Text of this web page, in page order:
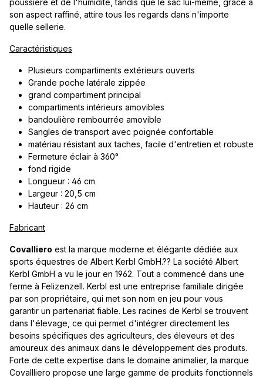
son aspect raffiné, attire tous les regards dans n'importe
quelle sellerie.
Caractéristiques
Plusieurs compartiments extérieurs ouverts
Grande poche latérale zippée
grand compartiment principal
compartiments intérieurs amovibles
bandoulière rembourrée amovible
Sangles de transport avec poignée confortable
matériau résistant aux taches, facile d'entretien et robuste
Fermeture éclair à 360°
fond rigide
Longueur : 46 cm
Largeur : 20,5 cm
Hauteur : 26 cm
Fabricant
Covalliero est la marque moderne et élégante dédiée aux
sports équestres de Albert Kerbl GmbH.?? La société Albert
Kerbl GmbH a vu le jour en 1962. Tout a commencé dans une
ferme à Felizenzell. Kerbl est une entreprise familiale dirigée
par son propriétaire, qui met son nom en jeu pour vous
garantir un partenariat fiable. Les racines de Kerbl se trouvent
dans l'élevage, ce qui permet d'intégrer directement les
besoins spécifiques des agriculteurs, des éleveurs et des
amoureux des animaux dans le développement des produits.
Forte de cette expertise dans le domaine animalier, la marque
Covallliero propose une large gamme de produits fonctionnels